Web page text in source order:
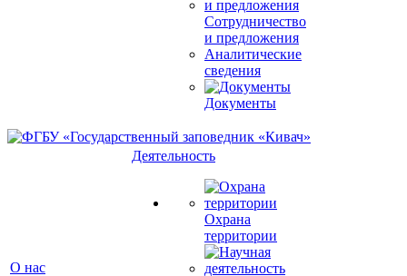
Сотрудничество
и предложения
Аналитические
сведения
Документы
О нас
Деятельность
Охрана
территории